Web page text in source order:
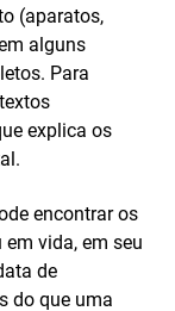
(aparatos,
alguns
Para
explica os
encontrar os
vida, em seu
de
do que uma